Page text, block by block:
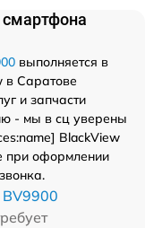
выполняется в
в Саратове
и запчасти
- мы в сц уверены
BlackView
при оформлении